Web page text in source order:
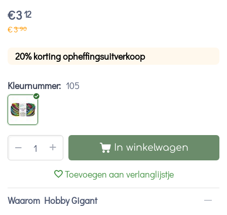
€312
€390
20% korting opheffingsuitverkoop
Kleurnummer: 105
+
− In winkelwagen
Toevoegen aan verlanglijstje
Waarom Hobby Gigant